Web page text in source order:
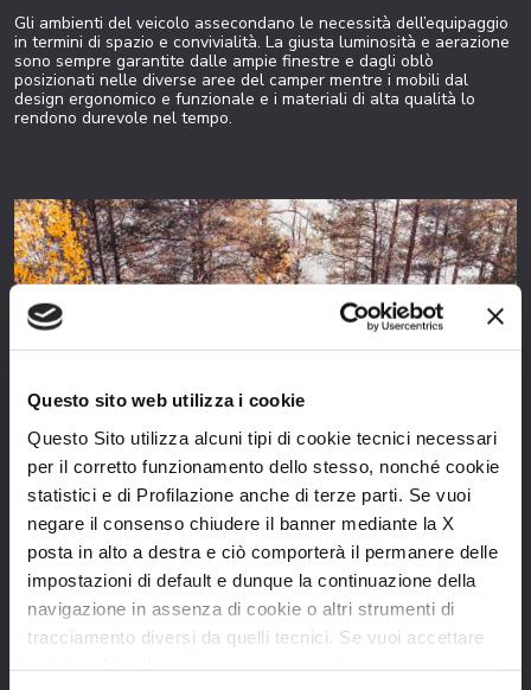
Questo sito web utilizza i cookie
Questo Sito utilizza alcuni tipi di cookie tecnici necessari
per il corretto funzionamento dello stesso, nonché cookie
statistici e di Profilazione anche di terze parti. Se vuoi
negare il consenso chiudere il banner mediante la X
posta in alto a destra e ciò comporterà il permanere delle
impostazioni di default e dunque la continuazione della
navigazione in assenza di cookie o altri strumenti di
tracciamento diversi da quelli tecnici. Se vuoi accettare
Gli ambienti del veicolo assecondano le necessità dell’equipaggio
in termini di spazio e convivialità. La giusta luminosità e aerazione
sono sempre garantite dalle ampie finestre e dagli oblò
posizionati nelle diverse aree del camper mentre i mobili dal
design ergonomico e funzionale e i materiali di alta qualità lo
rendono durevole nel tempo.
ExPS - + isolamento, + protezione, - rumore
I Kronos sono ben isolati e silenziosi, grazie alla tecnologia EXPS
Evo, che garantisce una protezione assoluta in termini di